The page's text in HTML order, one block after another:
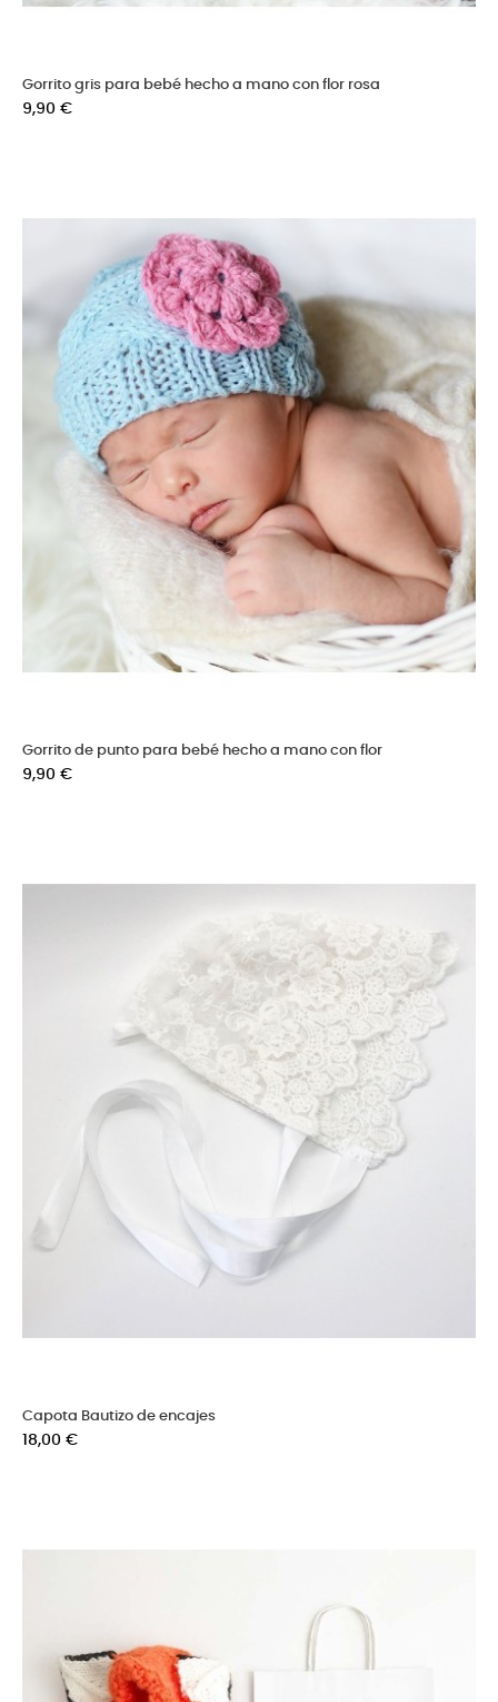
Gorrito gris para bebé hecho a mano con flor rosa
Precio
9,90 €
Gorrito de punto para bebé hecho a mano con flor
Precio
9,90 €
Capota Bautizo de encajes
Precio
18,00 €